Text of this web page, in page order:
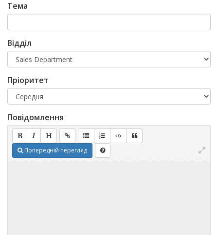
Тема
Відділ
Пріоритет
Повідомлення
Попередній перегляд